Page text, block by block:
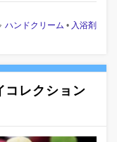
ハンドクリーム • 入浴剤
コレクション